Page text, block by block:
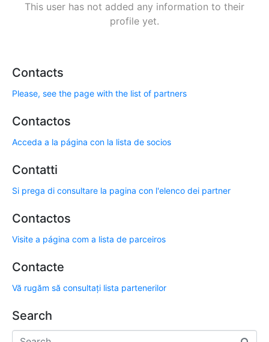
This user has not added any information to their
profile yet.
Contacts
Please, see the page with the list of partners
Contactos
Acceda a la página con la lista de socios
Contatti
Si prega di consultare la pagina con l'elenco dei partner
Contactos
Visite a página com a lista de parceiros
Contacte
Vă rugăm să consultați lista partenerilor
Search